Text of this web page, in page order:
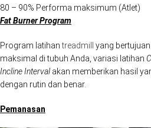
80 – 90% Performa maksimum (Atlet)
Fat Burner Program
Program latihantreadmill
yang
maksimal di tubuh Anda, variasi latihan
Incline Interval akan memberikan hasil
dengan rutin dan benar.
Pemanasan